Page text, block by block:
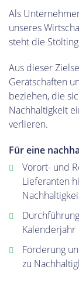
Als
unseres
steht die
Aus dieser
Gerätschaften
beziehen, die
Nachhaltigkeit
verlieren.
Für eine
Vorort- und
Lieferanten
Kalenderjahr
Förderung
zu